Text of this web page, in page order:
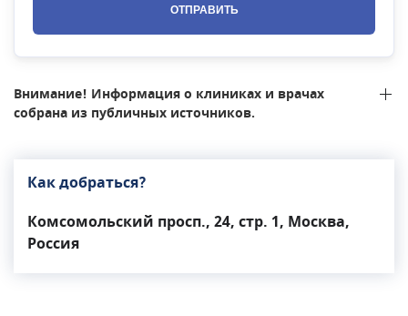
ОТПРАВИТЬ
Внимание! Информация о клиниках и врачах
собрана из публичных источников.
Как добраться?
Комсомольский просп., 24, стр. 1, Москва,
Россия